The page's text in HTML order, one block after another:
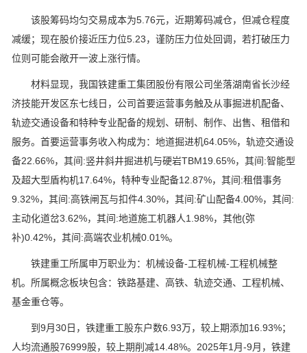
该股筹码均匀交易成本为5.76元，近期筹码减仓，但减仓程度
减缓；现在股价接近压力位5.23，谨防压力位处回调，若打破压力
位则可能会敞开一波上涨行情。
材料显现，我国铁建重工集团股份有限公司坐落湖南省长沙经
济技能开发区东七线日，公司首要运营事务触及从事掘进机配备、
轨迹交通设备和特种专业配备的规划、研制、制作、出售、租借和
服务。首要运营事务收入构成为：地道掘进机64.05%，轨迹交通设
备22.66%，其间:竖井斜井掘进机与硬岩TBM19.65%，其间:智能型
及超大型盾构机17.64%，特种专业配备12.87%，其间:租借事务
9.32%，其间:高铁闸瓦与扣件4.30%，其间:矿山配备4.00%，其间:
主动化道岔3.62%，其间:地道施工机器人1.98%，其他(弥
补)0.42%，其间:高端农业机械0.01%。
铁建重工所属申万职业为：机械设备-工程机械-工程机械整
机。所属概念板块包含：铁路基建、高铁、轨迹交通、工程机械、
基金重仓等。
到9月30日，铁建重工股东户数6.93万，较上期添加16.93%；
人均流通股76999股，较上期削减14.48%。2025年1月-9月，铁建